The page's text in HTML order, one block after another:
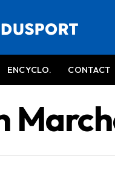
ENCYCLO. CONTACT